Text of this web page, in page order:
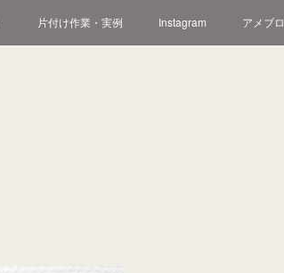
片付け作業・実例 Instagram アメブロ